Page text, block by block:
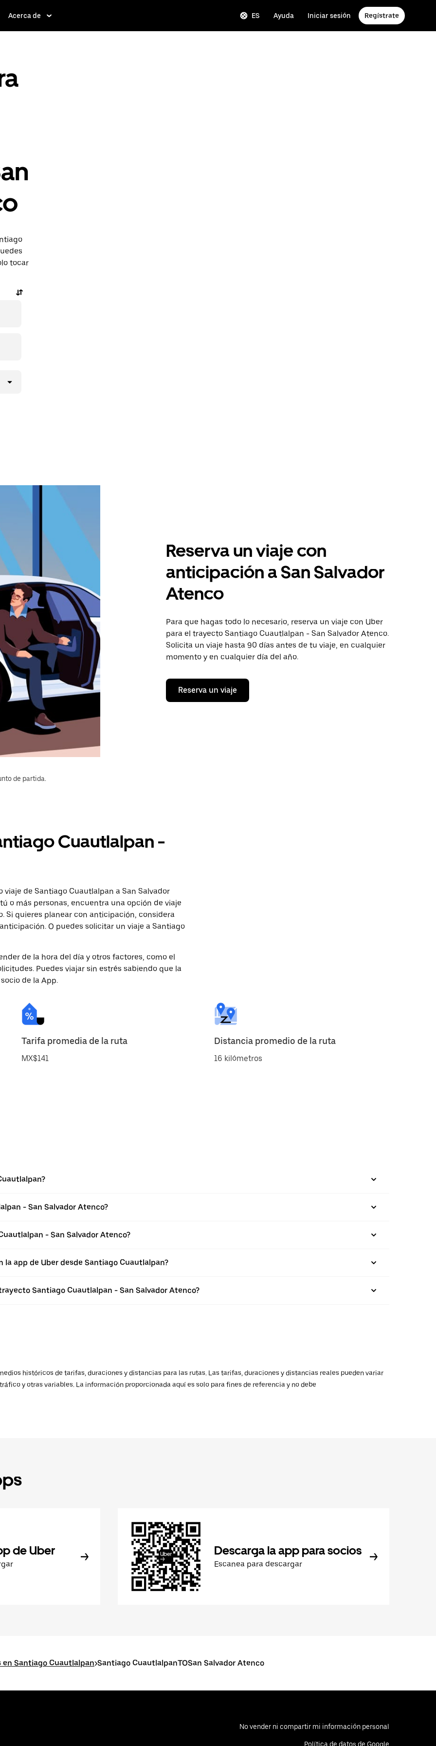
Acerca de ES Ayuda Iniciar sesión Regístrate
tocar
Reserva un viaje con
anticipación a San Salvador
Atenco
Para que hagas todo lo necesario, reserva un viaje con Uber
para el trayecto Santiago Cuautlalpan - San Salvador Atenco.
Solicita un viaje hasta 90 días antes de tu viaje, en cualquier
momento y en cualquier día del año.
Reserva un viaje
de partida.
Cuautlalpan -
de Santiago Cuautlalpan a San Salvador
o más personas, encuentra una opción de viaje
Si quieres planear con anticipación, considera
O puedes solicitar un viaje a Santiago
de la hora del día y otros factores, como el
Puedes viajar sin estrés sabiendo que la
de la App.
Tarifa promedia de la ruta
MX$141
Distancia promedio de la ruta
16 kilómetros
- San Salvador Atenco?
- San Salvador Atenco?
app de Uber desde Santiago Cuautlalpan?
Santiago Cuautlalpan - San Salvador Atenco?
históricos de tarifas, duraciones y distancias para las rutas. Las tarifas, duraciones y distancias reales pueden variar
y otras variables. La información proporcionada aquí es solo para fines de referencia y no debe
de Uber Descarga la app para socios
Escanea para descargar
en Santiago Cuautlalpan>Santiago CuautlalpanTOSan Salvador Atenco
No vender ni compartir mi información personal
Política de datos de Google